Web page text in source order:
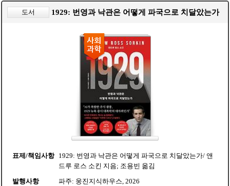
도서 1929: 번영과 낙관은 어떻게 파국으로 치달았는가
표제/책임사항 1929: 번영과 낙관은 어떻게 파국으로 치달았는가/ 앤
드루 로스 소킨 지음; 조용빈 옮김
발행사항
파주: 웅진지식하우스, 2026